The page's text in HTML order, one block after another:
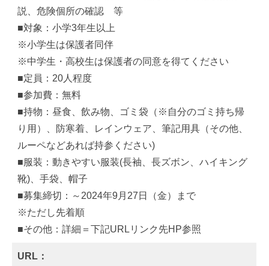
説、危険個所の確認 等
■対象：小学3年生以上
※小学生は保護者同伴
※中学生・高校生は保護者の同意を得てください
■定員：20人程度
■参加費：無料
■持物：昼食、飲み物、ゴミ袋（※自分のゴミ持ち帰
り用）、防寒着、レインウェア、筆記用具（その他、
ルーペなどあれば持参ください)
■服装：動きやすい服装(長袖、長ズボン、ハイキング
靴)、手袋、帽子
■募集締切：～2024年9月27日（金）まで
※ただし先着順
■その他：詳細＝下記URLリンク先HP参照
URL：